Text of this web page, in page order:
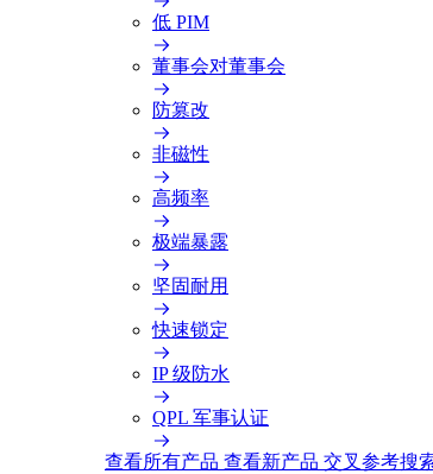
低 PIM
董事会对董事会
防篡改
非磁性
高频率
极端暴露
坚固耐用
快速锁定
IP 级防水
QPL 军事认证
查看所有产品 查看新产品 交叉参考搜